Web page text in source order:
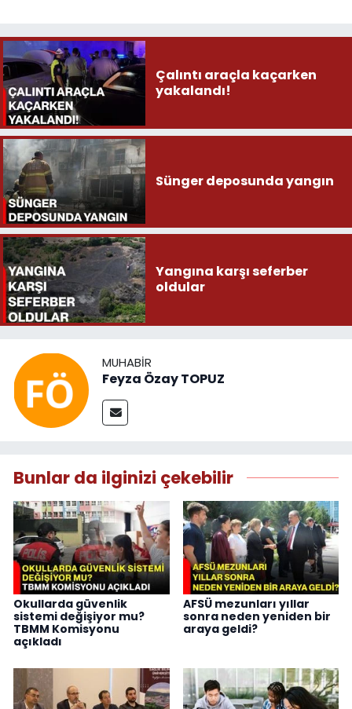
Çalıntı araçla kaçarken
yakalandı!
Sünger deposunda yangın
Yangına karşı seferber
oldular
MUHABIR
Feyza Özay TOPUZ
Bunlar da ilginizi çekebilir
Okullarda güvenlik
sistemi değişiyor mu?
TBMM Komisyonu
açıkladı
AFSÜ mezunları yıllar
sonra neden yeniden bir
araya geldi?